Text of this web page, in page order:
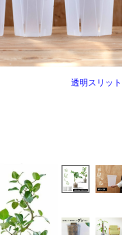
透明スリッ